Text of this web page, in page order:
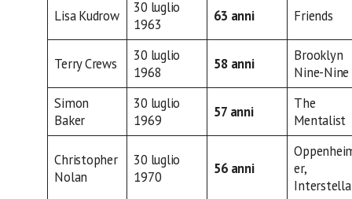
Lisa Kudrow
30 luglio
1963
63 anni Friends
Terry Crews
30 luglio
1968
58 anni
Brooklyn
Nine-Nine
Simon
Baker
30 luglio
1969
57 anni
The
Mentalist
Christopher
Nolan
30 luglio
1970
56 anni
er,